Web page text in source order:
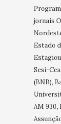
jornais
Estado
Sesi-
(BNB),
AM 930,